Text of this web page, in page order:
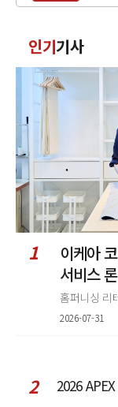
력
글
인기기사
1
이케아
서비스
2026-07-31
2